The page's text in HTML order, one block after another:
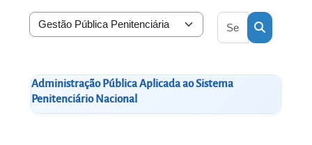
Course categories
Search courses
Administração Pública Aplicada ao Sistema
Penitenciário Nacional